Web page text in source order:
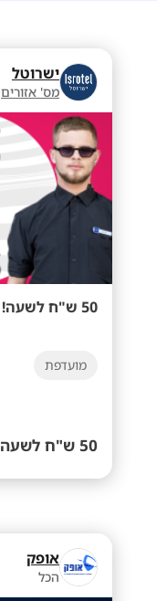
ישרוטל
מס' אזורים
50 ש"ח לשעה! קב"טים לישרוטל מרכז!
מועדפת
50 ש"ח לשעה!
אופק
הכל